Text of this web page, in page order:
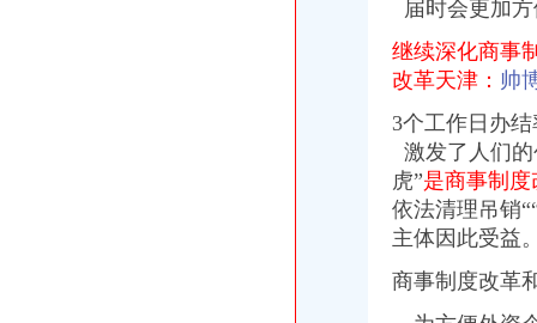
届时会更加
继续深化商事
改革天津： 帅
3个工作日办
激发了人们
虎”是商事制
依法清理吊销
主体因此受益
商事制度改革